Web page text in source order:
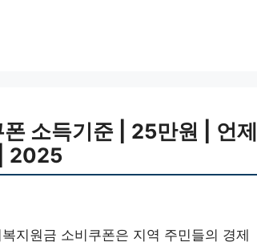
소득기준 | 25만원 | 언제
2025
지원금 소비쿠폰은 지역 주민들의 경제